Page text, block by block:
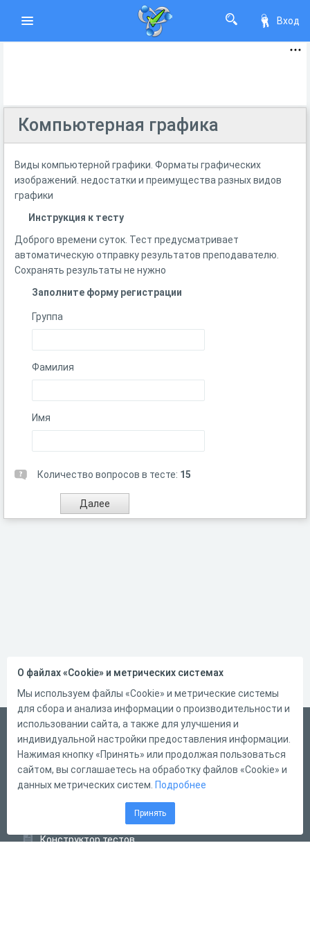
Вход
Компьютерная графика
Виды компьютерной графики. Форматы графических
изображений. недостатки и преимущества разных видов
графики
Инструкция к тесту
Доброго времени суток. Тест предусматривает
автоматическую отправку результатов преподавателю.
Сохранять результаты не нужно
Заполните форму регистрации
Группа
Фамилия
Имя
Количество вопросов в тесте: 15
Русский
Справка
Форма обратной связи
Конструктор тестов
О файлах «Cookie» и метрических системах
Мы используем файлы «Cookie» и метрические системы
для сбора и анализа информации о производительности и
использовании сайта, а также для улучшения и
индивидуальной настройки предоставления информации.
Нажимая кнопку «Принять» или продолжая пользоваться
сайтом, вы соглашаетесь на обработку файлов «Cookie» и
данных метрических систем. Подробнее
Принять